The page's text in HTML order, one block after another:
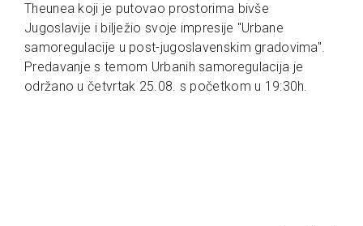
Theunea koji je putovao prostorima bivše
Jugoslavije i bilježio svoje impresije "Urbane
samoregulacije u post-jugoslavenskim gradovima".
Predavanje s temom Urbanih samoregulacija je
održano u četvrtak 25.08. s početkom u 19:30h.